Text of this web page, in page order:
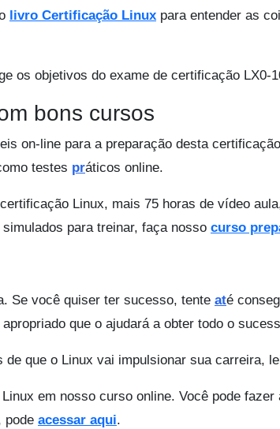
livro Certificação Linux para entender as
os objetivos do exame de certificação LX0-
bons cursos
on-line para a preparação desta
testes práticos online.
Linux, mais 75 horas de vídeo
para treinar, faça nosso curso
Se você quiser ter sucesso, tente até
que o ajudará a obter todo o
de que o Linux vai impulsionar sua carreira,
em nosso curso online. Você pode fazer
pode acessar aqui.